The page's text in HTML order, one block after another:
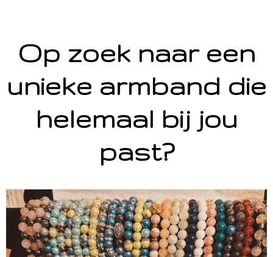
Op zoek naar een
unieke armband die
helemaal bij jou
past?